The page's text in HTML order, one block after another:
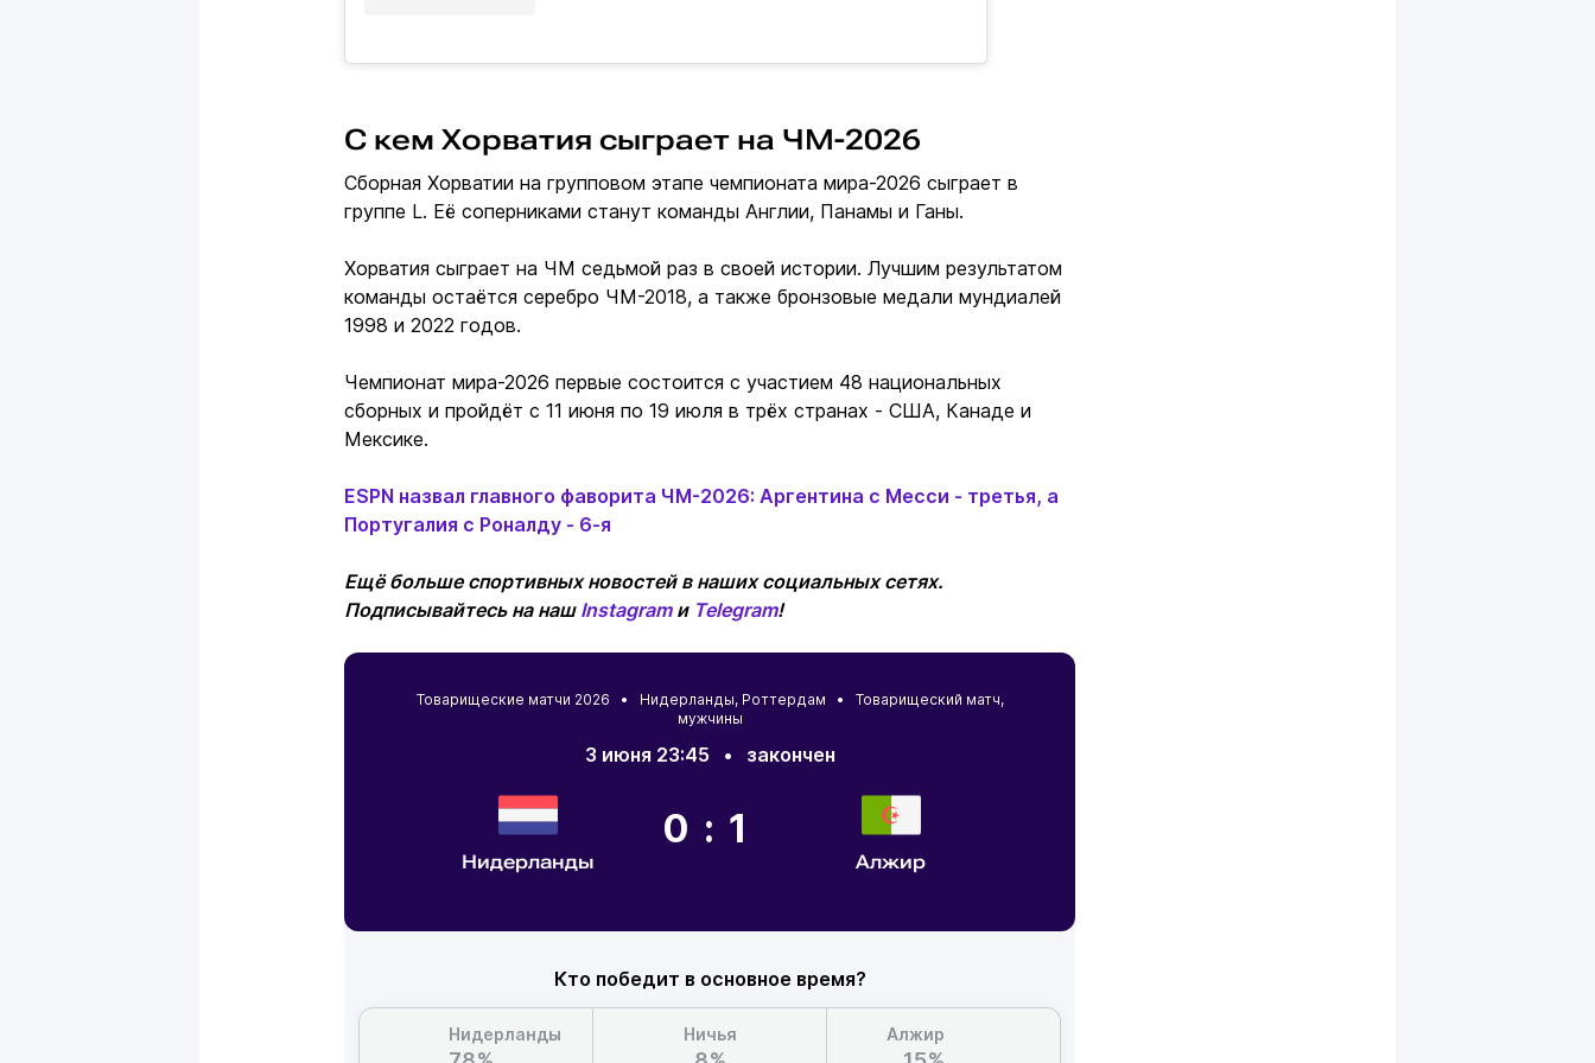
С кем Хорватия сыграет на ЧМ-2026
Сборная Хорватии на групповом этапе чемпионата мира-2026 сыграет в
группе L. Её соперниками станут команды Англии, Панамы и Ганы.
Хорватия сыграет на ЧМ седьмой раз в своей истории. Лучшим результатом
команды остаётся серебро ЧМ-2018, а также бронзовые медали мундиалей
1998 и 2022 годов.
Чемпионат мира-2026 первые состоится с участием 48 национальных
сборных и пройдёт с 11 июня по 19 июля в трёх странах - США, Канаде и
Мексике.
ESPN назвал главного фаворита ЧМ-2026: Аргентина с Месси - третья, а
Португалия с Роналду - 6-я
Ещё больше спортивных новостей в наших социальных сетях.
Подписывайтесь на наш Instagramи Telegram!
Товарищеские матчи 2026 • Нидерланды, Роттердам • Товарищеский матч,
мужчины
3 июня 23:45 • закончен
Нидерланды
0:1
Алжир
Кто победит в основное время?
Нидерланды Ничья Алжир